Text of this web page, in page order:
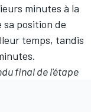
minutes à la
position de
temps, tandis
final de l'étape